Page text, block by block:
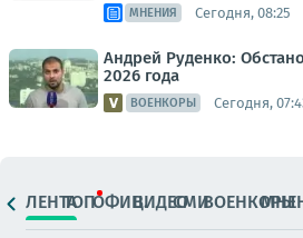
МНЕНИЯ Сегодня, 08:25
Андрей Руденко:
2026 года
ВОЕНКОРЫ Сегодня,
ЛЕНТАТОПОФИЦ.ВИДЕОСМИВОЕНКОРЫ